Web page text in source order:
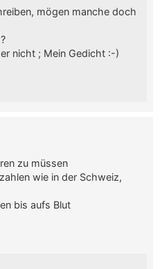
mögen manche doch
nicht ; Mein Gedicht :-)
zu müssen
wie in der Schweiz,
bis aufs Blut